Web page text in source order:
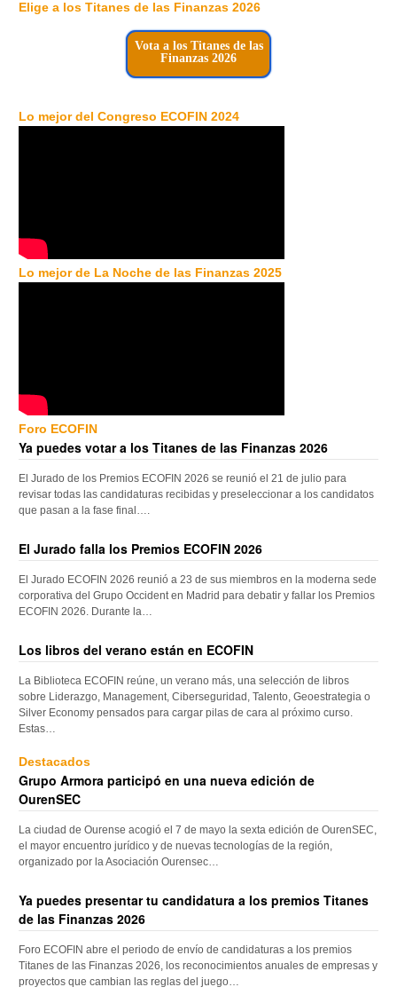
Elige a los Titanes de las Finanzas 2026
Vota a los Titanes de las
Finanzas 2026
Lo mejor del Congreso ECOFIN 2024
Lo mejor de La Noche de las Finanzas 2025
Foro ECOFIN
Ya puedes votar a los Titanes de las Finanzas 2026
El Jurado de los Premios ECOFIN 2026 se reunió el 21 de julio para
revisar todas las candidaturas recibidas y preseleccionar a los candidatos
que pasan a la fase final….
El Jurado falla los Premios ECOFIN 2026
El Jurado ECOFIN 2026 reunió a 23 de sus miembros en la moderna sede
corporativa del Grupo Occident en Madrid para debatir y fallar los Premios
ECOFIN 2026. Durante la…
Los libros del verano están en ECOFIN
La Biblioteca ECOFIN reúne, un verano más, una selección de libros
sobre Liderazgo, Management, Ciberseguridad, Talento, Geoestrategia o
Silver Economy pensados para cargar pilas de cara al próximo curso.
Estas…
Destacados
Grupo Armora participó en una nueva edición de
OurenSEC
La ciudad de Ourense acogió el 7 de mayo la sexta edición de OurenSEC,
el mayor encuentro jurídico y de nuevas tecnologías de la región,
organizado por la Asociación Ourensec…
Ya puedes presentar tu candidatura a los premios Titanes
de las Finanzas 2026
Foro ECOFIN abre el periodo de envío de candidaturas a los premios
Titanes de las Finanzas 2026, los reconocimientos anuales de empresas y
proyectos que cambian las reglas del juego…